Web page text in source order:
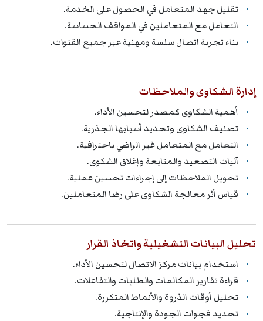
تقليل جهد المتعامل في الحصول على الخدمة.
التعامل مع المتعاملين في المواقف الحساسة.
بناء تجربة اتصال سلسة ومهنية عبر جميع القنوات.
إدارة الشكاوى والملاحظات
أهمية الشكاوى كمصدر لتحسين الأداء.
تصنيف الشكاوى وتحديد أسبابها الجذرية.
التعامل مع المتعامل غير الراضي باحترافية.
آليات التصعيد والمتابعة وإغلاق الشكوى.
تحويل الملاحظات إلى إجراءات تحسين عملية.
قياس أثر معالجة الشكاوى على رضا المتعاملين.
تحليل البيانات التشغيلية واتخاذ القرار
استخدام بيانات مركز الاتصال لتحسين الأداء.
قراءة تقارير المكالمات والطلبات والتفاعلات.
تحليل أوقات الذروة والأنماط المتكررة.
تحديد فجوات الجودة والإنتاجية.